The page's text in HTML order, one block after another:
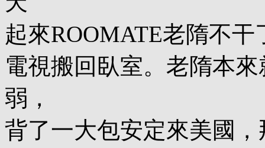
起來ROOMATE老隋不
電視搬回臥室。老隋本
弱，
背了一大包安定來美國